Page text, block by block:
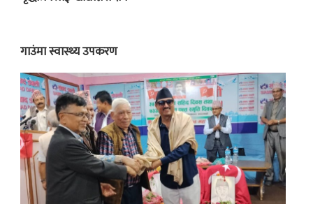
गाउंमा स्वास्थ्य उपकरण